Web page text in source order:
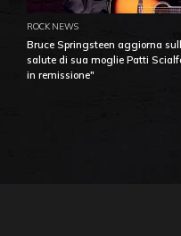
ROCK NEWS
Bruce Springsteen aggiorna
salute di sua moglie Patti
in remissione"